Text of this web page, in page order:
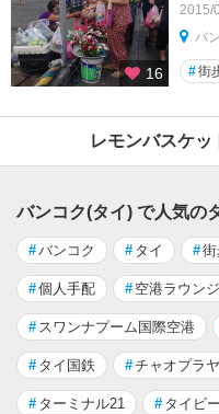
16
2015/
バ
#街
レモンバスケ
バンコク(タイ) で人気の
#バンコク # タイ #街
#個人手配 # 空港ラウンジ
# スワンナプーム国際空港
# タイ国鉄 #チャオプラヤ
# ターミナル21 # タイビ